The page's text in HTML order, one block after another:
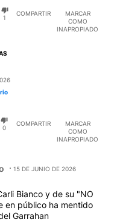
1
COMPARTIR
MARCAR
COMO
INAPROPIADO
0
COMPARTIR
MARCAR
COMO
INAPROPIADO
15 DE JUNIO DE 2026
Bianco y de su "NO
en público ha mentido
Garrahan